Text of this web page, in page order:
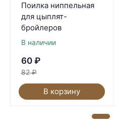
Поилка ниппельная
для цыплят-
бройлеров
В наличии
60 ₽
82 ₽
В корзину